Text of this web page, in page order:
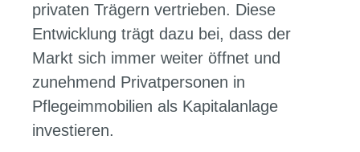
privaten Trägern vertrieben. Diese
Entwicklung trägt dazu bei, dass der
Markt sich immer weiter öffnet und
zunehmend Privatpersonen in
Pflegeimmobilien als Kapitalanlage
investieren.